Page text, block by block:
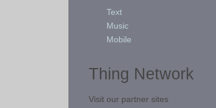
Text
Music
Mobile
Thing Network
Visit our partner sites